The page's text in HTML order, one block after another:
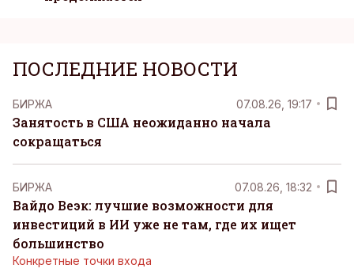
ПОСЛЕДНИЕ НОВОСТИ
БИРЖА 07.08.26, 19:17
Занятость в США неожиданно начала
сокращаться
БИРЖА 07.08.26, 18:32
Вайдо Веэк: лучшие возможности для
инвестиций в ИИ уже не там, где их ищет
большинство
Конкретные точки входа